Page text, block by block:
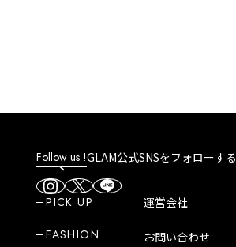
Follow us !GLAM公式SNSをフォローする
PICK UP
FASHION
運営会社
お問い合わせ